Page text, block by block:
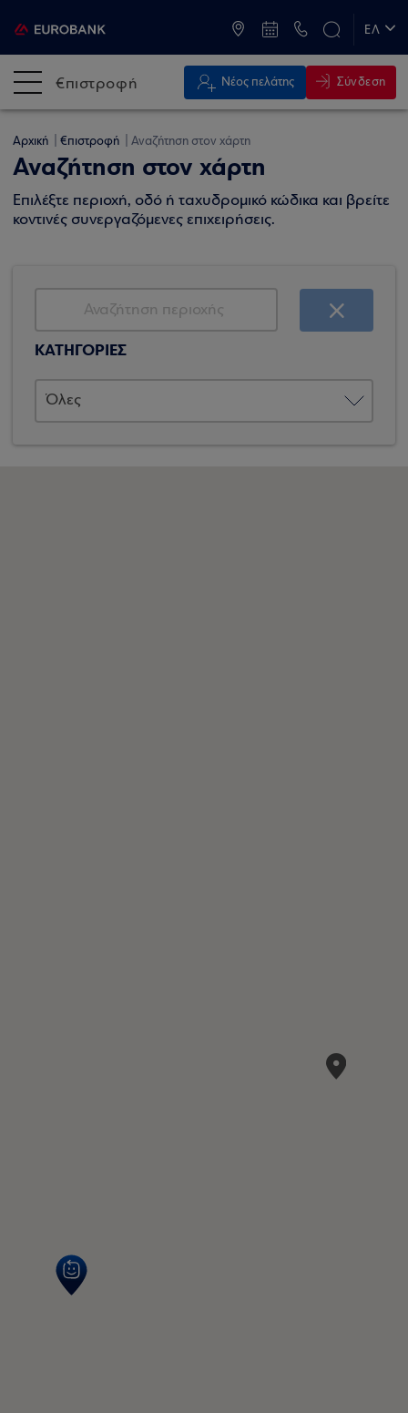
ΕΛ
€πιστροφή Νέος πελάτης Σύνδεση
Αρχική €πιστροφή Αναζήτηση στον χάρτη
Αναζήτηση στον χάρτη
Επιλέξτε περιοχή, οδό ή ταχυδρομικό κώδικα και βρείτε
κοντινές συνεργαζόμενες επιχειρήσεις.
ΚΑΤΗΓΟΡΙΕΣ